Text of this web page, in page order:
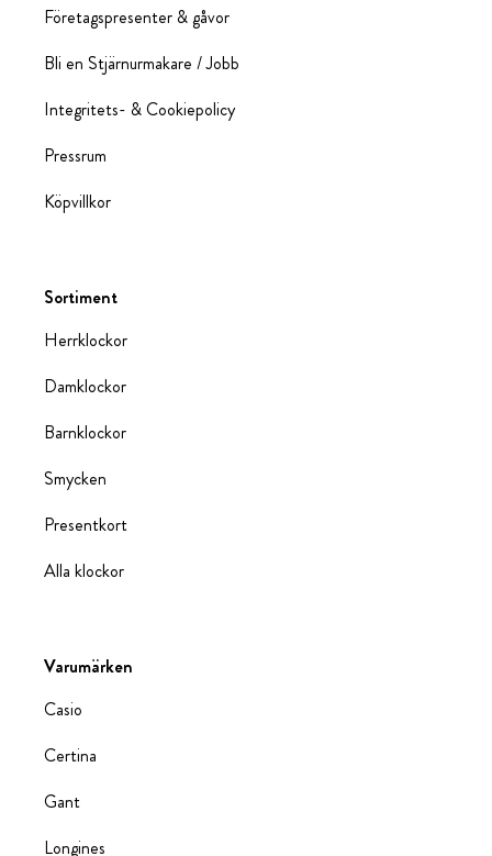
Företagspresenter & gåvor
Bli en Stjärnurmakare / Jobb
Integritets- & Cookiepolicy
Pressrum
Köpvillkor
Sortiment
Herrklockor
Damklockor
Barnklockor
Smycken
Presentkort
Alla klockor
Varumärken
Casio
Certina
Gant
Longines